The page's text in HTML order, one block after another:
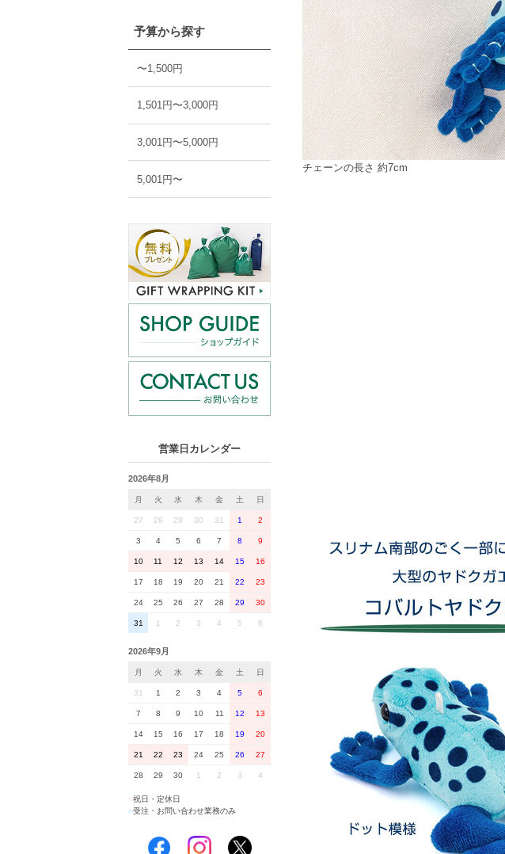
予算から探す
〜1,500円
1,501円〜3,000円
3,001円〜5,000円
5,001円〜
営業日カレンダー
2026年8月
月 火 水 木 金 土 日
27 28 29 30 31 1 2
3 4 5 6 7 8 9
10 11 12 13 14 15 16
17 18 19 20 21 22 23
24 25 26 27 28 29 30
31 1 2 3 4 5 6
2026年9月
月 火 水 木 金 土 日
31 1 2 3 4 5 6
7 8 9 10 11 12 13
14 15 16 17 18 19 20
21 22 23 24 25 26 27
28 29 30 1 2 3 4
祝日・定休日
■受注・お問い合わせ業務のみ
チェーンの長さ 約7cm